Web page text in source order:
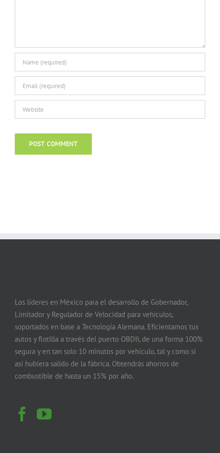
Los líderes en México para el desarrollo de Gobernador,
Limitador y Regulador de Velocidad para vehículos,
soportados en base a Tecnología Alemana. Eficientamos tus
autos y flotilla a través del puerto OBDII, de una forma 100%
segura y en tan solo 10 minutos por vehículo, tal y como si
así hubiera salido de la fábrica. Obtendrás ahorros de
combustible de hasta un 15% por año.